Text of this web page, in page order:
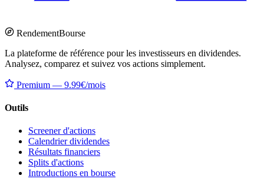
RendementBourse
La plateforme de référence pour les investisseurs en dividendes.
Analysez, comparez et suivez vos actions simplement.
Premium — 9.99€/mois
Outils
Screener d'actions
Calendrier dividendes
Résultats financiers
Splits d'actions
Introductions en bourse